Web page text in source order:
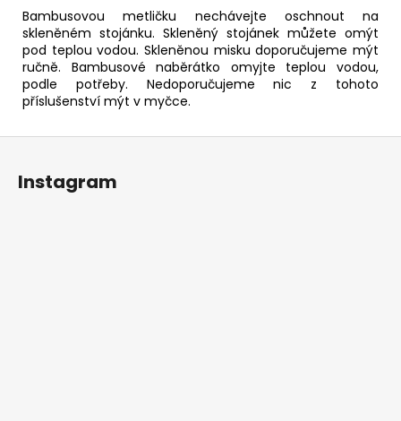
Bambusovou metličku nechávejte oschnout na
skleněném stojánku. Skleněný stojánek můžete omýt
pod teplou vodou. Skleněnou misku doporučujeme mýt
ručně. Bambusové naběrátko omyjte teplou vodou,
podle potřeby. Nedoporučujeme nic z tohoto
příslušenství mýt v myčce.
Z
Instagram